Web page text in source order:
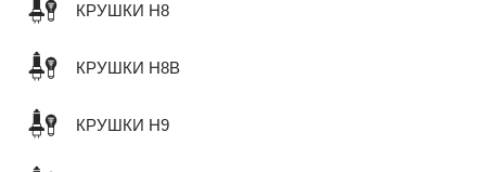
КРУШКИ H8
КРУШКИ H8B
КРУШКИ H9